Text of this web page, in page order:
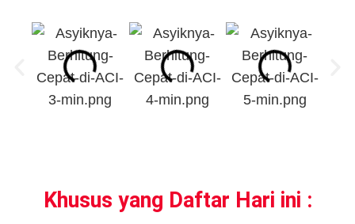
Khusus yang Daftar Hari ini :